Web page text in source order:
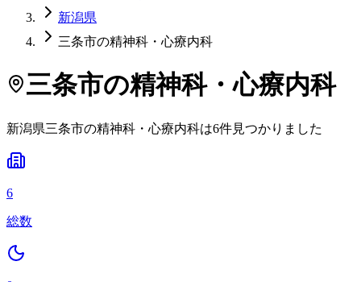
新潟県
三条市の精神科・心療内科
三条市の精神科・心療内科
新潟県三条市の精神科・心療内科は6件見つかりました
6
総数